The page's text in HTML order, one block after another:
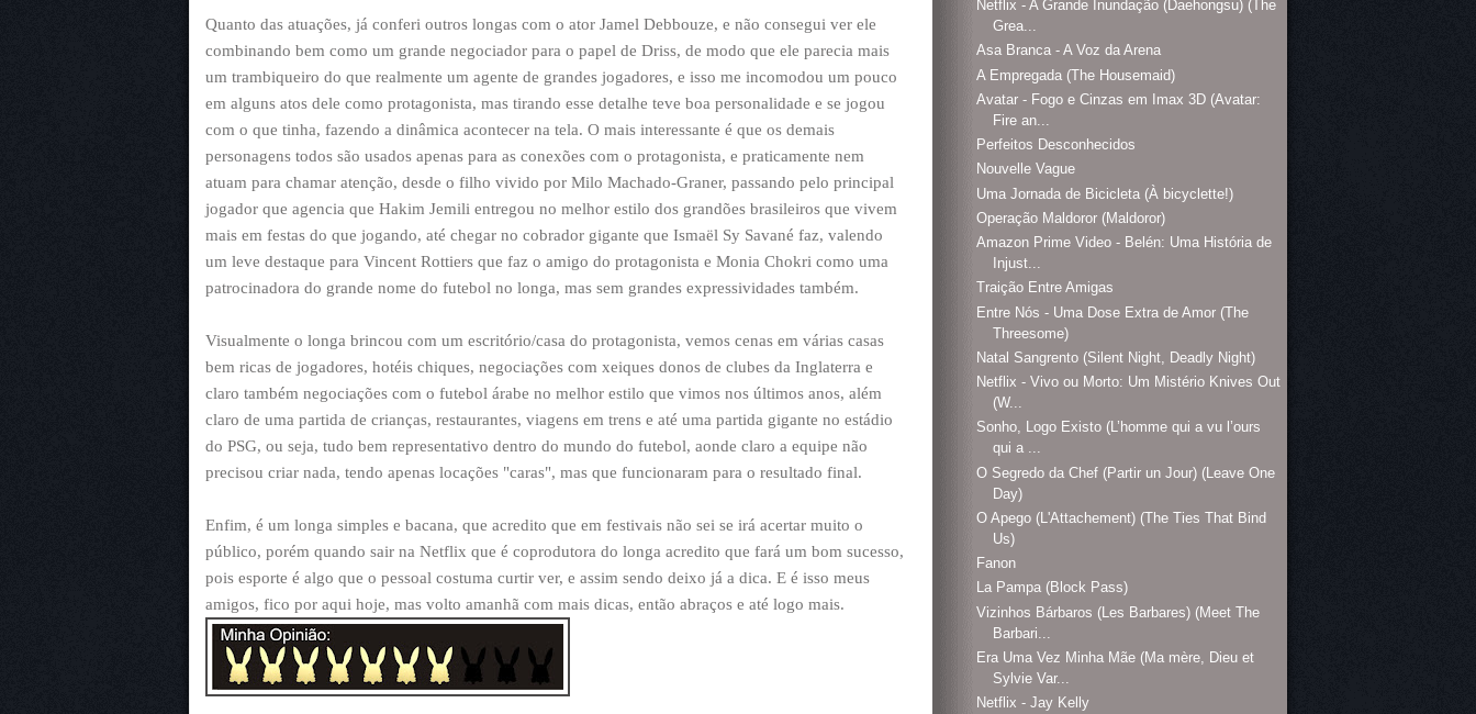
Quanto das atuações, já conferi outros longas com o ator Jamel Debbouze, e não consegui ver ele
combinando bem como um grande negociador para o papel de Driss, de modo que ele parecia mais
um trambiqueiro do que realmente um agente de grandes jogadores, e isso me incomodou um pouco
em alguns atos dele como protagonista, mas tirando esse detalhe teve boa personalidade e se jogou
com o que tinha, fazendo a dinâmica acontecer na tela. O mais interessante é que os demais
personagens todos são usados apenas para as conexões com o protagonista, e praticamente nem
atuam para chamar atenção, desde o filho vivido por Milo Machado-Graner, passando pelo principal
jogador que agencia que Hakim Jemili entregou no melhor estilo dos grandões brasileiros que vivem
mais em festas do que jogando, até chegar no cobrador gigante que Ismaël Sy Savané faz, valendo
um leve destaque para Vincent Rottiers que faz o amigo do protagonista e Monia Chokri como uma
patrocinadora do grande nome do futebol no longa, mas sem grandes expressividades também.
Visualmente o longa brincou com um escritório/casa do protagonista, vemos cenas em várias casas
bem ricas de jogadores, hotéis chiques, negociações com xeiques donos de clubes da Inglaterra e
claro também negociações com o futebol árabe no melhor estilo que vimos nos últimos anos, além
claro de uma partida de crianças, restaurantes, viagens em trens e até uma partida gigante no estádio
do PSG, ou seja, tudo bem representativo dentro do mundo do futebol, aonde claro a equipe não
precisou criar nada, tendo apenas locações "caras", mas que funcionaram para o resultado final.
Enfim, é um longa simples e bacana, que acredito que em festivais não sei se irá acertar muito o
público, porém quando sair na Netflix que é coprodutora do longa acredito que fará um bom sucesso,
pois esporte é algo que o pessoal costuma curtir ver, e assim sendo deixo já a dica. E é isso meus
amigos, fico por aqui hoje, mas volto amanhã com mais dicas, então abraços e até logo mais.
Netflix - A Grande Inundação (Daehongsu) (The
Grea...
Asa Branca - A Voz da Arena
A Empregada (The Housemaid)
Avatar - Fogo e Cinzas em Imax 3D (Avatar:
Fire an...
Perfeitos Desconhecidos
Nouvelle Vague
Uma Jornada de Bicicleta (À bicyclette!)
Operação Maldoror (Maldoror)
Amazon Prime Video - Belén: Uma História de
Injust...
Traição Entre Amigas
Entre Nós - Uma Dose Extra de Amor (The
Threesome)
Natal Sangrento (Silent Night, Deadly Night)
Netflix - Vivo ou Morto: Um Mistério Knives Out
(W...
Sonho, Logo Existo (L’homme qui a vu l’ours
qui a ...
O Segredo da Chef (Partir un Jour) (Leave One
Day)
O Apego (L'Attachement) (The Ties That Bind
Us)
Fanon
La Pampa (Block Pass)
Vizinhos Bárbaros (Les Barbares) (Meet The
Barbari...
Era Uma Vez Minha Mãe (Ma mère, Dieu et
Sylvie Var...
Netflix - Jay Kelly